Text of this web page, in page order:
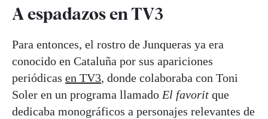
A espadazos en TV3
Para entonces, el rostro de Junqueras ya era
conocido en Cataluña por sus apariciones
periódicas en TV3, donde colaboraba con Toni
Soler en un programa llamado El favorit que
dedicaba monográficos a personajes relevantes de